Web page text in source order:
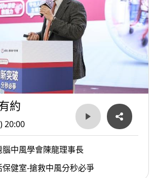
約
20:00
腦中風學會陳龍理事長
保健室-搶救中風分秒必爭